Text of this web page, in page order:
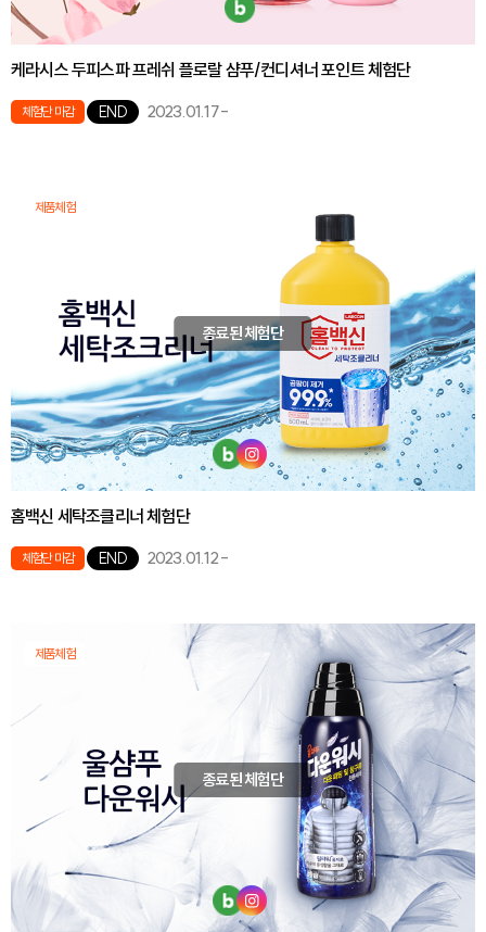
케라시스 두피스파 프레쉬 플로랄 샴푸/컨디셔너 포인트 체험단
체험단 마감 END 2023.01.17-
제품체험
종료된 체험단
홈백신 세탁조클리너 체험단
체험단 마감 END 2023.01.12-
제품체험
종료된 체험단